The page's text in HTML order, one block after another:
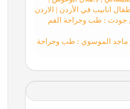
انابيب في الأردن | الاردن
جودت : طب وجراحة الفم
ماجد الموسوي : طب وجراحة